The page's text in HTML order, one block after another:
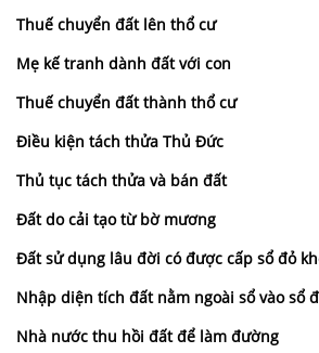
Thuế chuyển đất lên thổ cư
Mẹ kế tranh dành đất với con
Thuế chuyển đất thành thổ cư
Điều kiện tách thửa Thủ Đức
Thủ tục tách thửa và bán đất
Đất do cải tạo từ bờ mương
Đất sử dụng lâu đời có được cấp sổ đỏ
Nhập diện tích đất nằm ngoài sổ vào sổ
Nhà nước thu hồi đất để làm đường